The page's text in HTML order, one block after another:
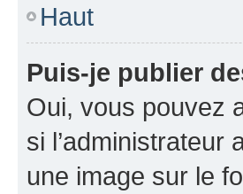
Haut
Puis-je publier
Oui, vous pouvez
si l’administrateur
une image sur le